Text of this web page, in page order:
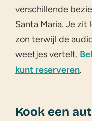
verschillende
Santa Maria. Je
zon terwijl de
weetjes vertelt.
kunt reserveren.
Kook een